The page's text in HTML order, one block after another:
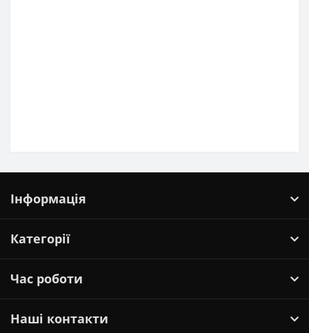
Інформація
Категорії
Час роботи
Наші контакти